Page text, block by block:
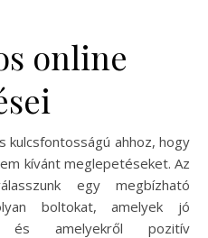
online
kulcsfontosságú ahhoz, hogy
kívánt meglepetéseket. Az
egy megbízható
boltokat, amelyek jó
és amelyekről pozitív